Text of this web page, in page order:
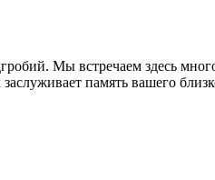
Мы встречаем здесь
память вашего